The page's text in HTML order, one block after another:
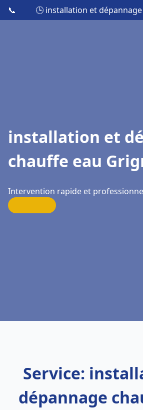
📞 🕒 installation et
installation et
chauffe eau
Intervention rapide et
Service:
dépannage